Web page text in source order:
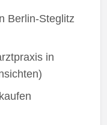
Berlin-Steglitz
in